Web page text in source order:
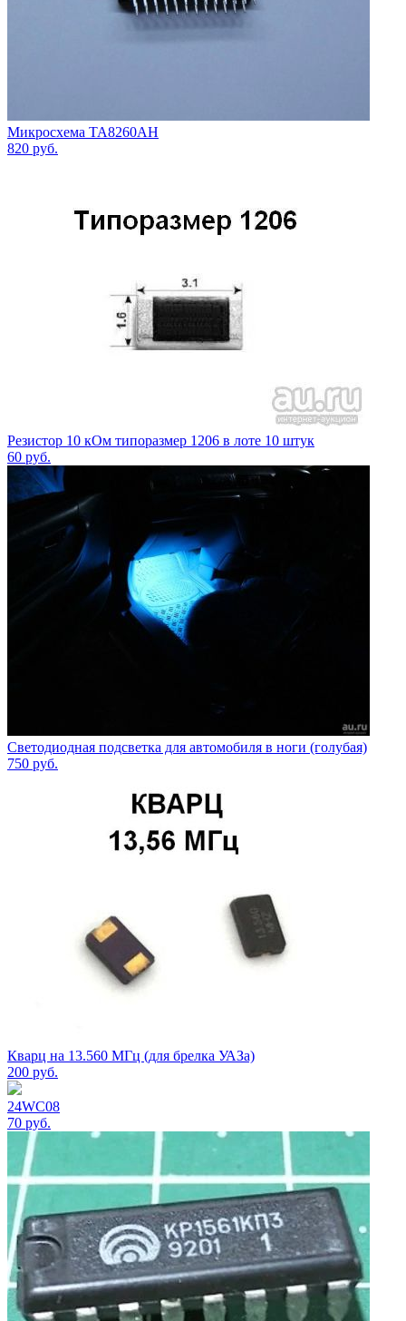
Микросхема TA8260AH
820 руб.
Резистор 10 кОм типоразмер 1206 в лоте 10 штук
60 руб.
Светодиодная подсветка для автомобиля в ноги (голубая)
750 руб.
Кварц на 13.560 МГц (для брелка УАЗа)
200 руб.
24WC08
70 руб.